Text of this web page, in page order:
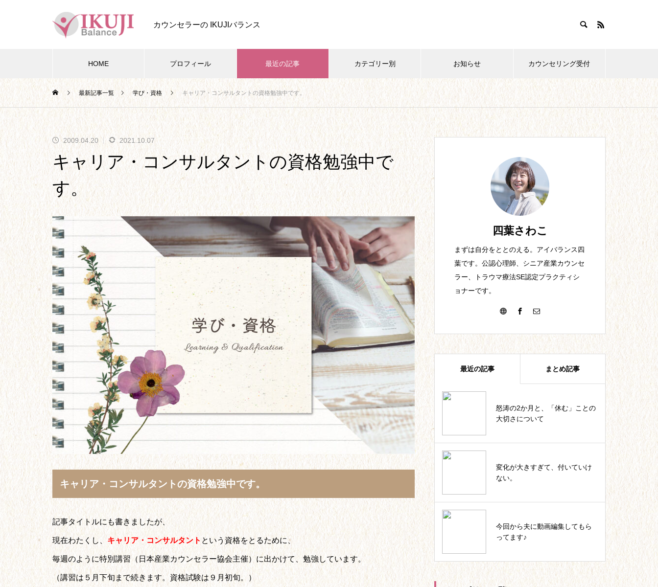
カウンセラーの IKUJIバランス
HOME プロフィール 最近の記事 カテゴリー別 お知らせ カウンセリング受付
四葉ストーリー 家族・子育て 開業・ビジネス 学び・資格 おすすめ紹介
四葉ストーリー記事一覧
四葉ストーリー、しばらくお休
みします。
【28】0歳育児。どこまでやれ
本題となる、今後の四葉ストー
リーについて
【26】リベンジ欲求から、念願
のマイホーム取得。
【25】夫との出会い。結婚。
【24】パートナー探しも、ガム
【23】教員2年目。彼との別
れ。周囲との交流。
きる訳がない。
【21】大学卒業。フリーターと
なった２年間。
【20】心と体はだませない。努
力にも限界がある。
最新記事一覧 学び・資格 キャリア・コンサルタントの資格勉強中です。
2009.04.20 2021.10.07
キャリア・コンサルタントの資格勉強中で
す。
キャリア・コンサルタントの資格勉強中です。
記事タイトルにも書きましたが、
現在わたくし、 キャリア・コンサルタント という資格をとるために、
毎週のように特別講習（日本産業カウンセラー協会主催）に出かけて、勉強しています。
（講習は５月下旬まで続きます。資格試験は９月初旬。）
四葉さわこ
まずは自分をととのえる。アイバランス四
葉です。公認心理師、シニア産業カウンセ
ラー、トラウマ療法SE認定プラクティシ
ョナーです。
最近の記事 まとめ記事
怒涛の2か月と、「休む」ことの
大切さについて
変化が大きすぎて、付いていけ
ない。
今回から夫に動画編集してもら
ってます♪
四葉ストーリー記事一覧
私のカウンセラー起業。これまで
の軌跡一覧
いっしょにIKUJI★セルフコーチ
ング記事一覧